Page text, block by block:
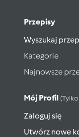
Przepisy
Wyszukaj
Kategorie
Najnowsze
Mój Profil
Zaloguj się
Utwórz nowe